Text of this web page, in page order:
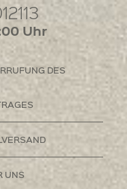
Uhr
DES
UNS